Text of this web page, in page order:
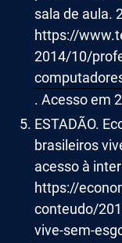
sala de aula.
https://
2014/10/
. Acesso em
ESTADÃO.
brasileiros
acesso à
https://
conteudo/
vive-sem-